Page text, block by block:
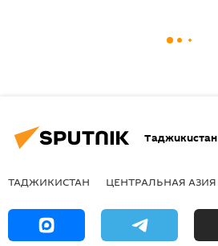
Таджикистан
ТАДЖИКИСТАН ЦЕНТРАЛЬНАЯ АЗИЯ